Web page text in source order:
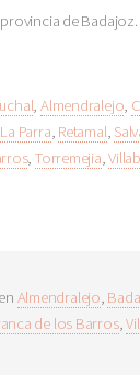
de Badajoz.
, Almendralejo,
La Parra, Retamal,
, Torremejia,
Almendralejo,
de los Barros,